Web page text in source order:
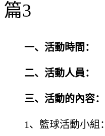
篇3
一、活動時間：
二、活動人員：
三、活動的內容：
1、籃球活動小組：